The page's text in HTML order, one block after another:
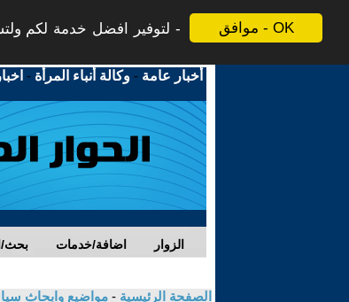
موافق - OK
لتوفير افضل خدمة لكم
أخبار عامة -وكالة أنباء المرأة -
بحث/ اضافة/خدمات الزوار
الصفحة الرئيسية - مواضيع وابحاث